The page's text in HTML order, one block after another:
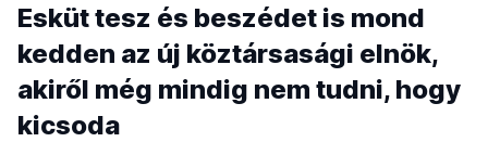
Esküt tesz és beszédet is mond
kedden az új köztársasági elnök,
akiről még mindig nem tudni, hogy
kicsoda